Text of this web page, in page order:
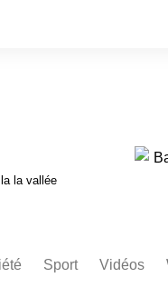
la vallée
Sport Vidéos